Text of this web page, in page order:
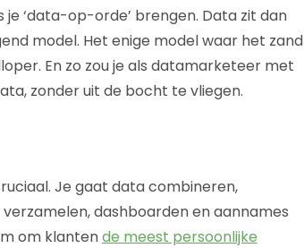
‘data-op-orde’ brengen. Data zit dan
model. Het enige model waar het zand
En zo zou je als datamarketeer met
zonder uit de bocht te vliegen.
Je gaat data combineren,
dashboarden en aannames
om klantende meest persoonlijke